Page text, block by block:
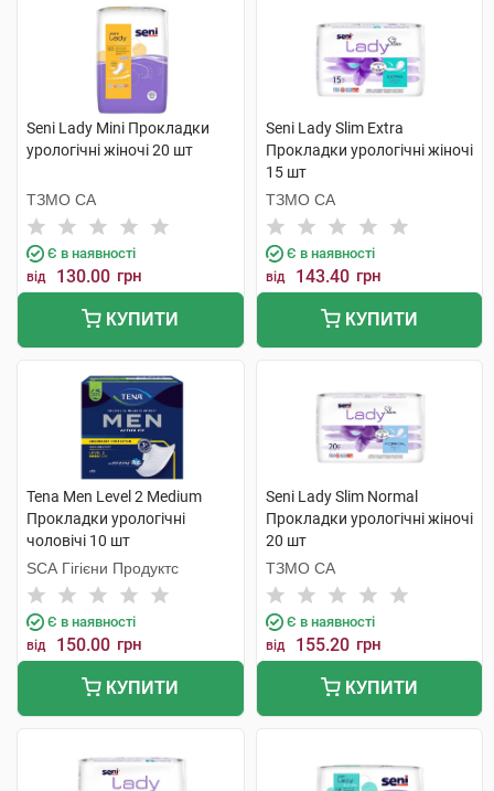
Seni Lady Mini Прокладки
урологічні жіночі 20 шт
ТЗМО СА
Є в наявності
від 130.00 грн
КУПИТИ
Seni Lady Slim Extra
Прокладки урологічні жіночі
15 шт
ТЗМО СА
Є в наявності
від 143.40 грн
КУПИТИ
Tena Men Level 2 Medium
Прокладки урологічні
чоловічі 10 шт
SCA Гігієни Продуктс
Є в наявності
від 150.00 грн
КУПИТИ
Seni Lady Slim Normal
Прокладки урологічні жіночі
20 шт
ТЗМО СА
Є в наявності
від 155.20 грн
КУПИТИ